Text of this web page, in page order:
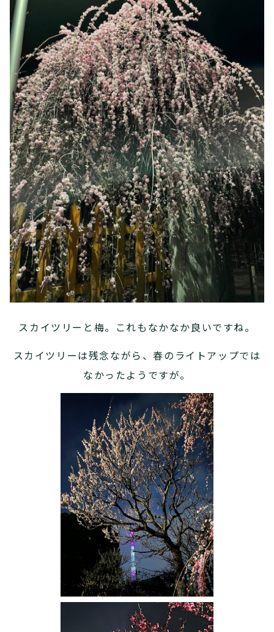
スカイツリーと梅。これもなかなか良いですね。
スカイツリーは残念ながら、春のライトアップでは
なかったようですが。